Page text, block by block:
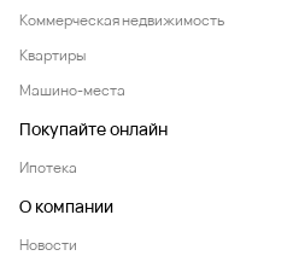
Коммерческая недвижимость
Квартиры
Машино-места
Покупайте онлайн
Ипотека
О компании
Новости